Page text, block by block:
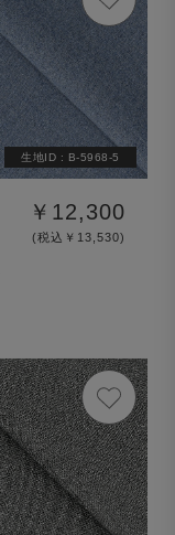
生地ID : B-5968-5
￥12,300
(税込￥13,530)